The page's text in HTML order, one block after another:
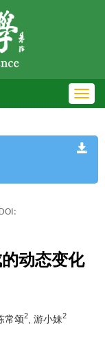
DOI:
动态变化
常颂2 , 游小妹2